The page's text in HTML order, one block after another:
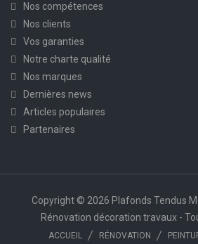
Nos compétences
Nos clients
Vos garanties
Notre charte qualité
Nos marques
Dernières news
Articles populaires
Partenaires
Copyright © 2026 Plafonds Tendus
Rénovation décoration travaux -
ACCUEIL RÉNOVATION